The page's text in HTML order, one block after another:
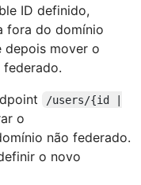
ID definido,
fora do domínio
depois mover o
/users/{id |
o
não federado.
o novo